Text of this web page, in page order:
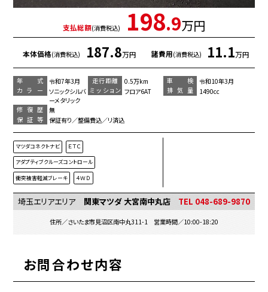
支払総額(消費税込) 198.9万円
本体価格(消費税込) 187.8万円 諸費用(消費税込) 11.1万円
年 式 令和7年3月 走行距離 0.5万km 車 検
令和10年3月
カラー
ソニックシルバ
ーメタリック
ミッション フロア6AT 排気量
1490cc
修復歴
無
保証等
保証有り／整備費込／リ済込
マツダコネクトナビ ＥＴＣ
アダプティブクルーズコントロール
衝突被害軽減ブレーキ ４ＷＤ
埼玉エリアエリア 関東マツダ 大宮南中丸店 TEL 048-689-9870
住所／さいたま市見沼区南中丸311-1 営業時間／10:00-18:20
お問合わせ内容